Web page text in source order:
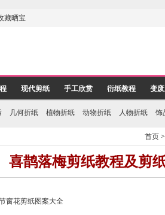
藏晒宝
现代剪纸 手工欣赏 衍纸教程 变
几何折纸 植物折纸 动物折纸 人物折纸 饰
首页
喜鹊落梅剪纸教程及剪
窗花剪纸图案大全